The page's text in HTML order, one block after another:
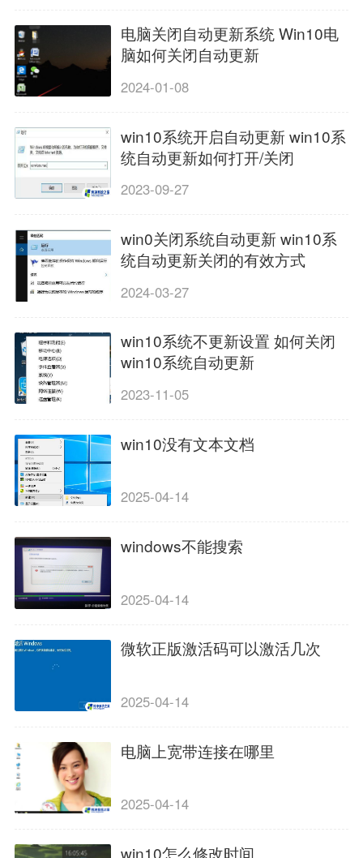
电脑关闭自动更新系统 Win10电
脑如何关闭自动更新
2024-01-08
win10系统开启自动更新 win10系
统自动更新如何打开/关闭
2023-09-27
win0关闭系统自动更新 win10系
统自动更新关闭的有效方式
2024-03-27
win10系统不更新设置 如何关闭
win10系统自动更新
2023-11-05
win10没有文本文档
2025-04-14
windows不能搜索
2025-04-14
微软正版激活码可以激活几次
2025-04-14
电脑上宽带连接在哪里
2025-04-14
win10怎么修改时间